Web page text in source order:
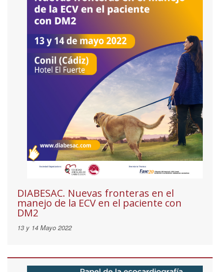
DIABESAC. Nuevas fronteras en el
manejo de la ECV en el paciente con
DM2
13 y 14 Mayo 2022